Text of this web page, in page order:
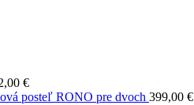
Price
range:
376,00 €
€Price
range:
posteľ RONO pre dvoch 399,00 €